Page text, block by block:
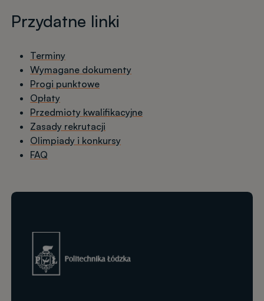
Przydatne linki
Terminy
Wymagane dokumenty
Progi punktowe
Opłaty
Przedmioty kwalifikacyjne
Zasady rekrutacji
Olimpiady i konkursy
FAQ
Obraz